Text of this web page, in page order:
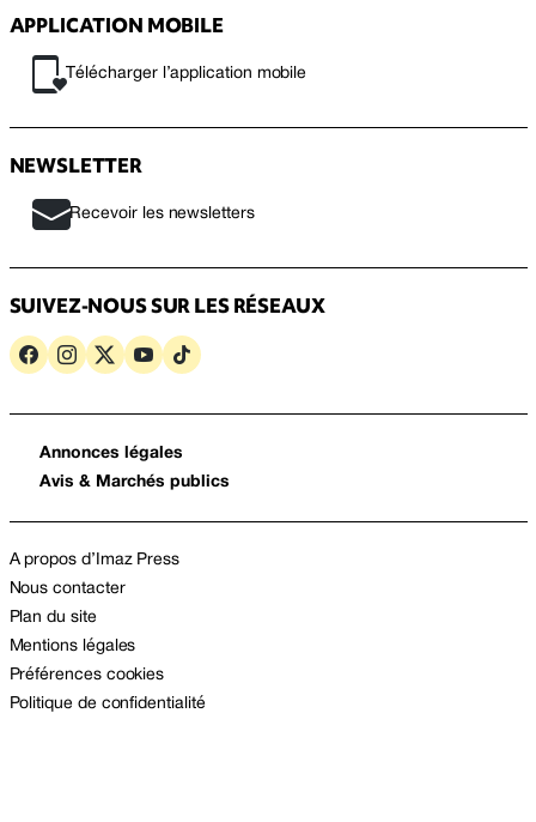
APPLICATION MOBILE
Télécharger l’application mobile
NEWSLETTER
Recevoir les newsletters
SUIVEZ-NOUS SUR LES RÉSEAUX
Annonces légales
Avis & Marchés publics
A propos d’Imaz Press
Nous contacter
Plan du site
Mentions légales
Préférences cookies
Politique de confidentialité